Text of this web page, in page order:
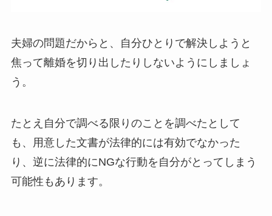
夫婦の問題だからと、自分ひとりで解決しようと
焦って離婚を切り出したりしないようにしましょ
う。
たとえ自分で調べる限りのことを調べたとして
も、用意した文書が法律的には有効でなかった
り、逆に法律的にNGな行動を自分がとってしまう
可能性もあります。